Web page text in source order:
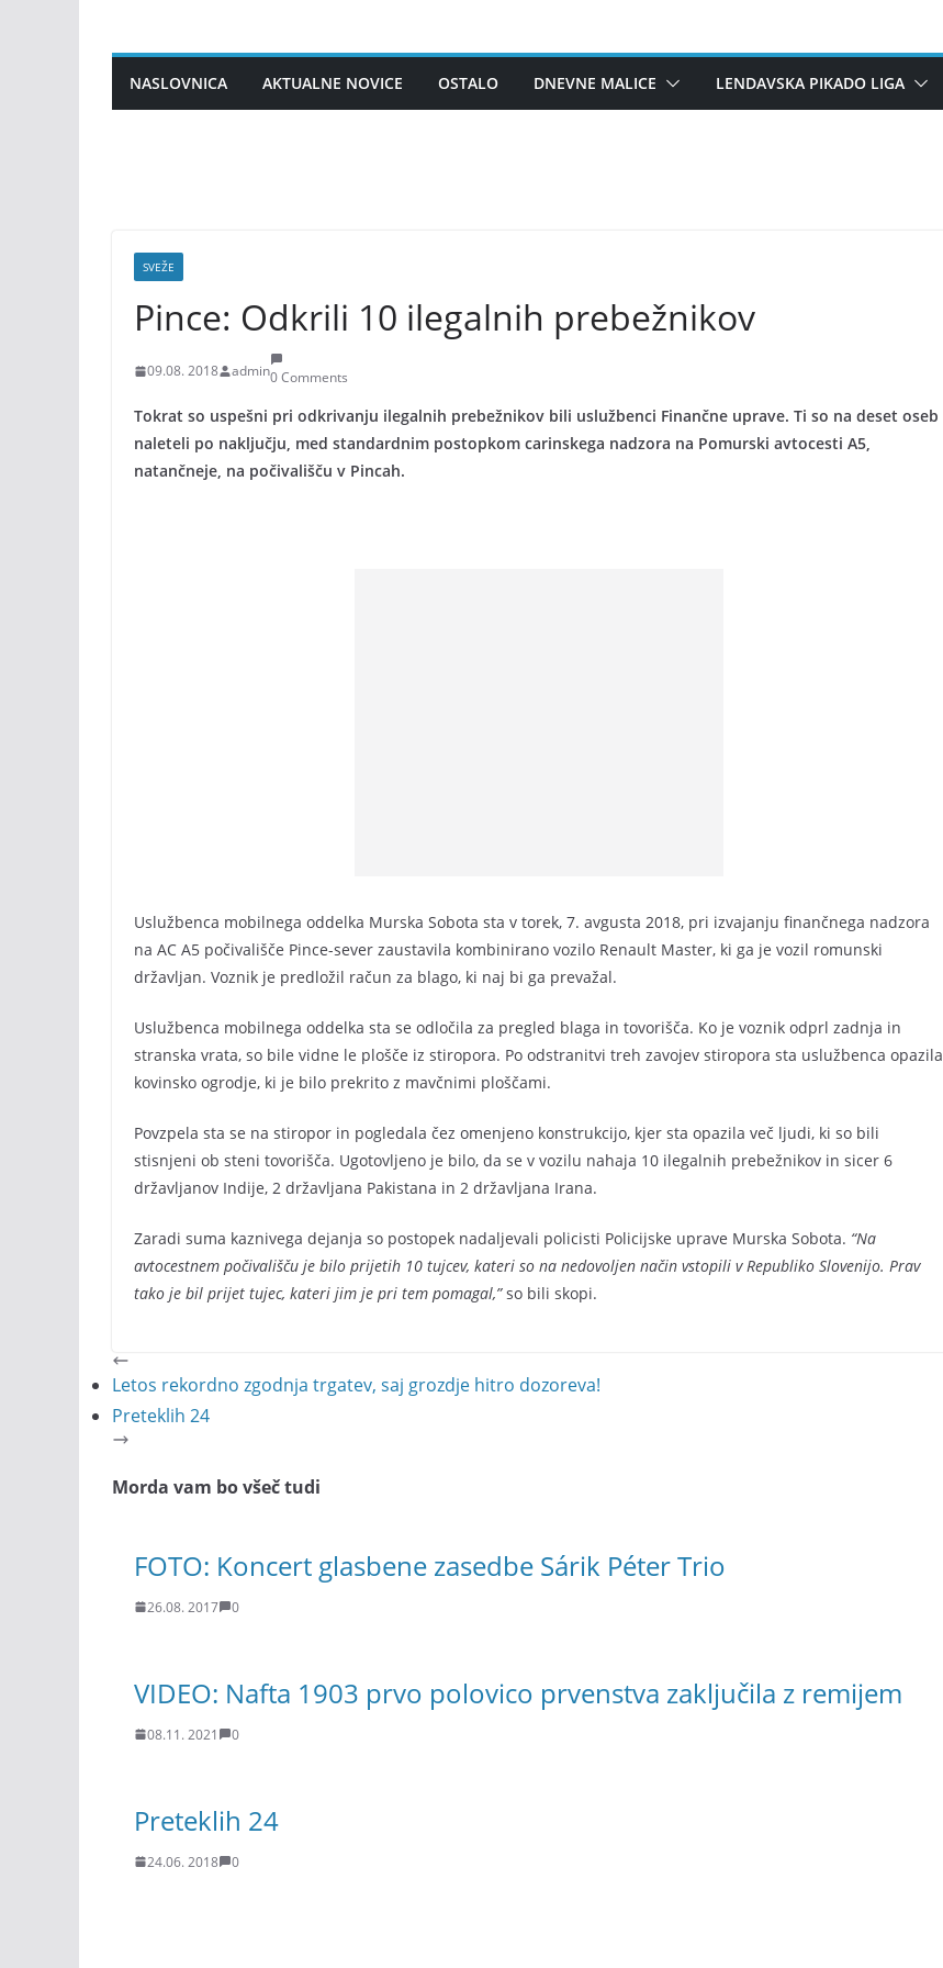
contentNASLOVNICA AKTUALNE NOVICE OSTALO DNEVNE MALICE LENDAVSKA PIKADO LIGA
SVEŽE
Pince: Odkrili 10 ilegalnih prebežnikov
09.08. 2018 admin0 Comments
Tokrat so uspešni pri odkrivanju ilegalnih prebežnikov bili uslužbenci Finančne uprave. Ti so na deset oseb
naleteli po naključju, med standardnim postopkom carinskega nadzora na Pomurski avtocesti A5,
natančneje, na počivališču v Pincah.
Uslužbenca mobilnega oddelka Murska Sobota sta v torek, 7. avgusta 2018, pri izvajanju finančnega nadzora
na AC A5 počivališče Pince-sever zaustavila kombinirano vozilo Renault Master, ki ga je vozil romunski
državljan. Voznik je predložil račun za blago, ki naj bi ga prevažal.
Uslužbenca mobilnega oddelka sta se odločila za pregled blaga in tovorišča. Ko je voznik odprl zadnja in
stranska vrata, so bile vidne le plošče iz stiropora. Po odstranitvi treh zavojev stiropora sta uslužbenca opazila
kovinsko ogrodje, ki je bilo prekrito z mavčnimi ploščami.
Povzpela sta se na stiropor in pogledala čez omenjeno konstrukcijo, kjer sta opazila več ljudi, ki so bili
stisnjeni ob steni tovorišča. Ugotovljeno je bilo, da se v vozilu nahaja 10 ilegalnih prebežnikov in sicer 6
državljanov Indije, 2 državljana Pakistana in 2 državljana Irana.
Zaradi suma kaznivega dejanja so postopek nadaljevali policisti Policijske uprave Murska Sobota. “Na
avtocestnem počivališču je bilo prijetih 10 tujcev, kateri so na nedovoljen način vstopili v Republiko Slovenijo. Prav
tako je bil prijet tujec, kateri jim je pri tem pomagal,”so bili skopi.
Letos rekordno zgodnja trgatev, saj grozdje hitro dozoreva!
Preteklih 24
Morda vam bo všeč tudi
FOTO: Koncert glasbene zasedbe Sárik Péter Trio
26.08. 2017 0
VIDEO: Nafta 1903 prvo polovico prvenstva zaključila z remijem
08.11. 2021 0
Preteklih 24
24.06. 2018 0